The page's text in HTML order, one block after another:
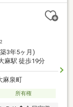
2
3年5ヶ月)
麻駅 徒歩19分
麻泉町
所有権